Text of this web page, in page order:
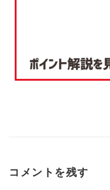
コメントを残す